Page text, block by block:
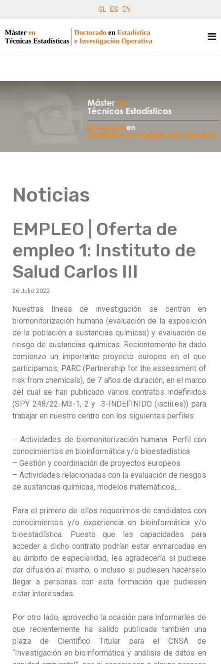
GL ES EN
Noticias
EMPLEO | Oferta de
empleo 1: Instituto de
Salud Carlos III
26 Julio 2022
Nuestras líneas de investigación se centran en
biomonitorización humana (evaluación de la exposición
de la población a sustancias químicas) y evaluación de
riesgo de sustancias químicas. Recientemente ha dado
comienzo un importante proyecto europeo en el que
participamos, PARC (Partnership for the assessment of
risk from chemicals), de 7 años de duración, en el marco
del cual se han publicado varios contratos indefinidos
(SPY 248/22-M3-1,-2 y -3-INDEFINIDO (isciii.es)) para
trabajar en nuestro centro con los siguientes perfiles:
– Actividades de biomonitorización humana. Perfil con
conocimientos en bioinformática y/o bioestadística
– Gestión y coordinación de proyectos europeos
– Actividades relacionadas con la evaluación de riesgos
de sustancias químicas, modelos matemáticos,…
Para el primero de ellos requerimos de candidatos con
conocimientos y/o experiencia en bioinformática y/o
bioestadística. Puesto que las capacidades para
acceder a dicho contrato podrían estar enmarcadas en
su ámbito de especialidad, les agradecería si pudiese
dar difusión al mismo, o incluso si pudiesen hacérselo
llegar a personas con esta formación que pudiesen
estar interesadas.
Por otro lado, aprovecho la ocasión para informarles de
que recientemente ha salido publicada también una
plaza de Científico Titular para el CNSA de
“Investigación en bioinformática y análisis de datos en